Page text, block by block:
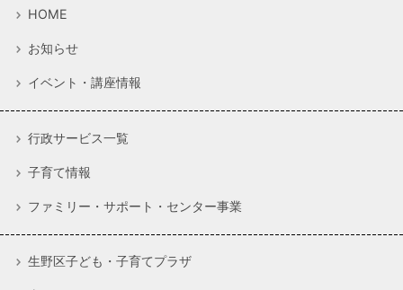
HOME
お知らせ
イベント・講座情報
行政サービス一覧
子育て情報
ファミリー・サポート・センター事業
生野区子ども・子育てプラザ